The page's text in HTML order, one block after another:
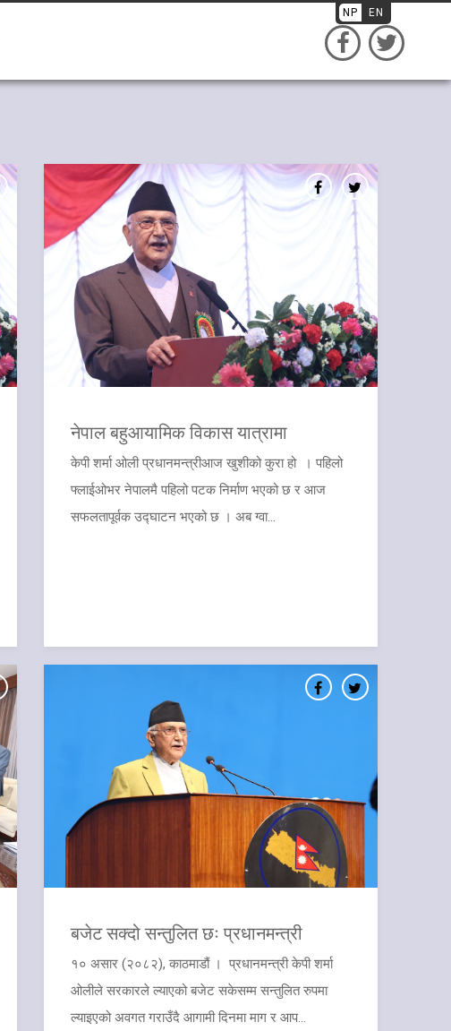
NP EN
नेपाल बहुआयामिक विकास यात्रामा
​केपी शर्मा ओली ​प्रधानमन्त्रीआज खुशीको कुरा हो । पहिलो
फ्लाईओभर नेपालमै पहिलो पटक निर्माण भएको छ र आज
सफलतापूर्वक उद्घाटन भएको छ । अब ग्वा...
बजेट सक्दो सन्तुलित छः प्रधानमन्त्री
१० असार (२०८२), काठमाडौं । प्रधानमन्त्री केपी शर्मा
ओलीले सरकारले ल्याएको बजेट सकेसम्म सन्तुलित रुपमा
ल्याइएको अवगत गराउँदै आगामी दिनमा माग र आप...